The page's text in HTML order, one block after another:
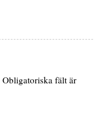
Obligatoriska fält är